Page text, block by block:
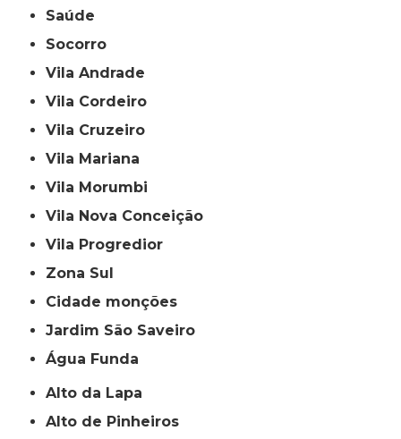
Saúde
Socorro
Vila Andrade
Vila Cordeiro
Vila Cruzeiro
Vila Mariana
Vila Morumbi
Vila Nova Conceição
Vila Progredior
Zona Sul
cidade monções
jardim São Saveiro
Água Funda
Alto da Lapa
Alto de Pinheiros